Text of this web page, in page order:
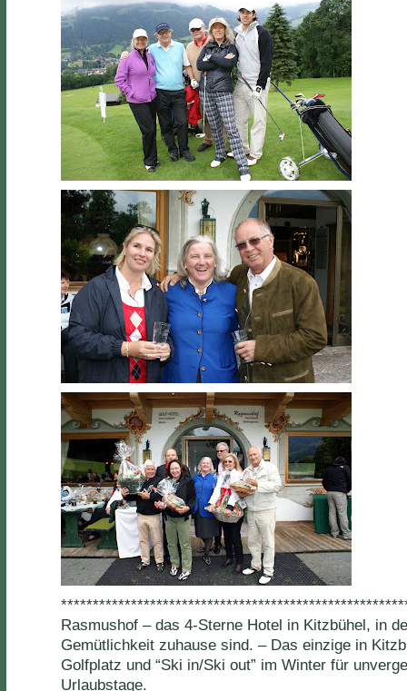
Rasmushof – das 4-Sterne Hotel in Kitzbühel, in
Gemütlichkeit zuhause sind. – Das einzige in
Golfplatz und “Ski in/Ski out” im Winter für
Urlaubstage.